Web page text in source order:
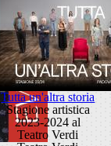
Tutta un'altra storia
Stagione artistica
2023-2024 al
Teatro Verdi